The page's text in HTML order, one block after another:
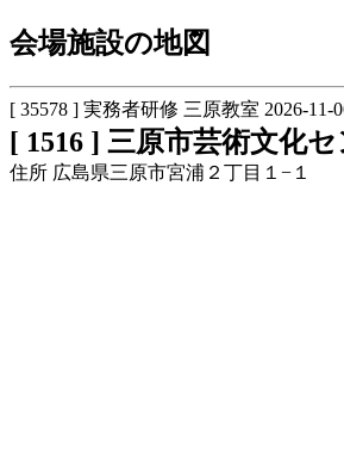
会場施設の地図
[ 35578 ] 実務者研修 三原教室 2026-11-
[ 1516 ] 三原市芸術文化
住所 広島県三原市宮浦２丁目１−１